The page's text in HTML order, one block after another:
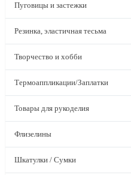
Пуговицы и застежки
Резинка, эластичная тесьма
Творчество и хобби
Термоаппликации/Заплатки
Товары для рукоделия
Флизелины
Шкатулки / Сумки